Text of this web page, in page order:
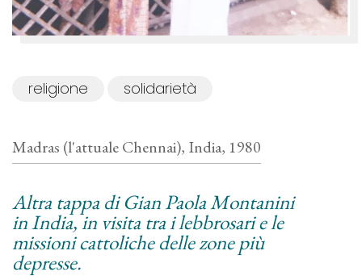
religione solidarietà
Madras (l'attuale Chennai), India, 1980
Altra tappa di Gian Paola Montanini
in India, in visita tra i lebbrosari e le
missioni cattoliche delle zone più
depresse.